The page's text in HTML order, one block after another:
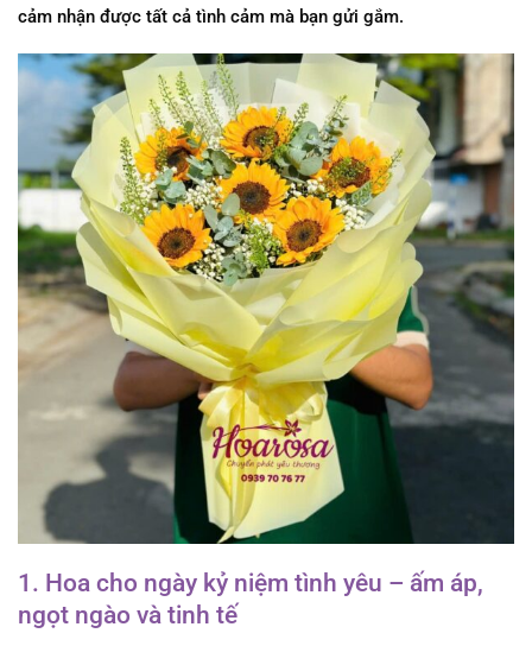
cảm nhận được tất cả tình cảm mà bạn gửi gắm.
1. Hoa cho ngày kỷ niệm tình yêu – ấm áp,
ngọt ngào và tinh tế